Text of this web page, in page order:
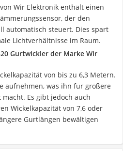
‎Wir Elektronik enthält einen
der den
automatisch steuert. Dies spart
Lichtverhältnisse im Raum.
Gurtwickler der Marke ‎Wir
von bis zu 6,3 Metern.
aufnehmen, was ihn für größere
Es gibt jedoch auch
Wickelkapazität von 7,6 oder
Gurtlängen bewältigen